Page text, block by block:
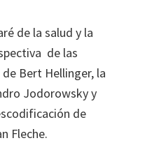
de la salud y la
de las
Bert Hellinger, la
Jodorowsky y
de
Fleche.